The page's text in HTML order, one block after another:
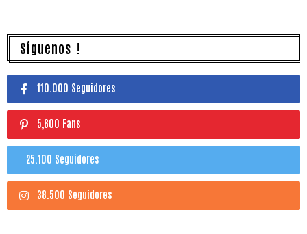
Síguenos !
110.000 Seguidores
5,600 Fans
25.100 Seguidores
38.500 Seguidores